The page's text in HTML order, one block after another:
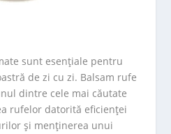
sunt esențiale pentru
de zi cu zi. Balsam rufe
dintre cele mai căutate
rufelor datorită eficienței
și menținerea unui